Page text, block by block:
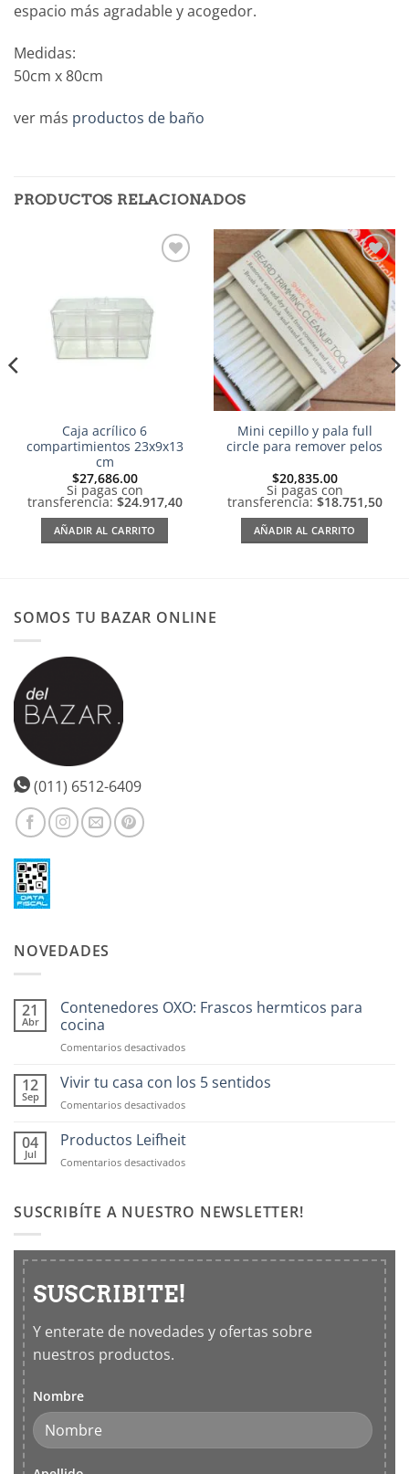
espacio más agradable y acogedor.
Medidas:
50cm x 80cm
ver más productos de baño
PRODUCTOS RELACIONADOS
deseos
Caja acrílico 6
compartimientos 23x9x13
cm
$27,686.00
Si pagas con
transferencia: $24.917,40
AÑADIR AL CARRITO
Añadir
a la
lista de
deseos
Mini cepillo y pala full
circle para remover pelos
$20,835.00
Si pagas con
transferencia: $18.751,50
AÑADIR AL CARRITO
SOMOS TU BAZAR ONLINE
(011) 6512-6409
NOVEDADES
21
Abr
Contenedores OXO: Frascos hermticos para
cocina
Comentarios desactivadosen
OXO:
Frascos
hermticos
cocina
12
Sep
Vivir tu casa con los 5 sentidos
Comentarios desactivadosen
tu
casa
con
sentidos
04
Jul
Productos Leifheit
Comentarios desactivadosen
SUSCRIBÍTE A NUESTRO NEWSLETTER!
SUSCRIBITE!
Y enterate de novedades y ofertas sobre
nuestros productos.
Nombre